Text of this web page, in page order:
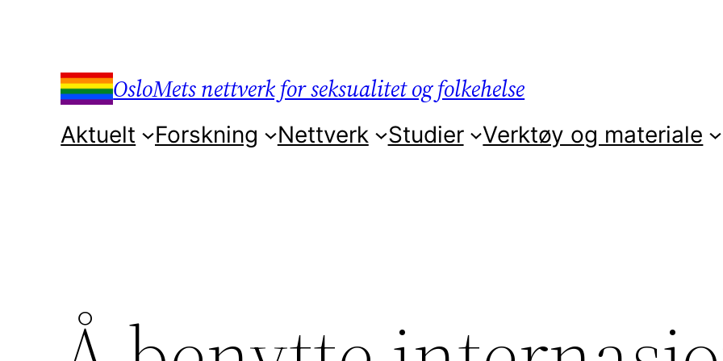
OsloMets nettverk for seksualitet og folkehelse
Aktuelt Forskning Nettverk Studier Verktøy og materiale